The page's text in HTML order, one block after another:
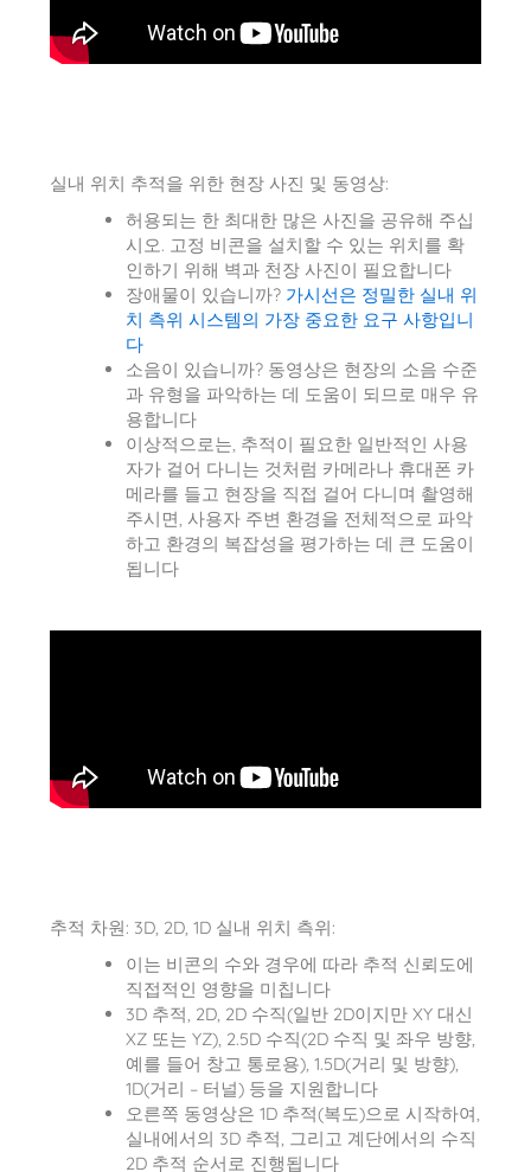
실내 위치 추적을 위한 현장 사진 및 동영상:
허용되는 한 최대한 많은 사진을 공유해 주십
시오. 고정 비콘을 설치할 수 있는 위치를 확
인하기 위해 벽과 천장 사진이 필요합니다
장애물이 있습니까? 가시선은 정밀한 실내 위
치 측위 시스템의 가장 중요한 요구 사항입니
다
소음이 있습니까? 동영상은 현장의 소음 수준
과 유형을 파악하는 데 도움이 되므로 매우 유
용합니다
이상적으로는, 추적이 필요한 일반적인 사용
자가 걸어 다니는 것처럼 카메라나 휴대폰 카
메라를 들고 현장을 직접 걸어 다니며 촬영해
주시면, 사용자 주변 환경을 전체적으로 파악
하고 환경의 복잡성을 평가하는 데 큰 도움이
됩니다
추적 차원: 3D, 2D, 1D 실내 위치 측위:
이는 비콘의 수와 경우에 따라 추적 신뢰도에
직접적인 영향을 미칩니다
3D 추적, 2D, 2D 수직(일반 2D이지만 XY 대신
XZ 또는 YZ), 2.5D 수직(2D 수직 및 좌우 방향,
예를 들어 창고 통로용), 1.5D(거리 및 방향),
1D(거리 – 터널) 등을 지원합니다
오른쪽 동영상은 1D 추적(복도)으로 시작하여,
실내에서의 3D 추적, 그리고 계단에서의 수직
2D 추적 순서로 진행됩니다